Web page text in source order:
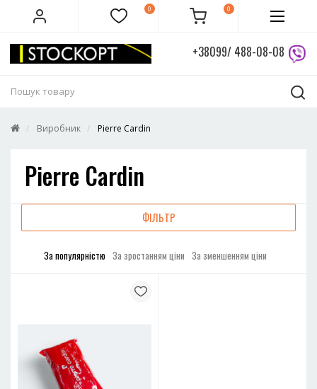
0 0
+38099/ 488-08-08
Виробник Pierre Cardin
Pierre Cardin
ФІЛЬТР
За популярністю За зростанням ціни За зменшенням ціни